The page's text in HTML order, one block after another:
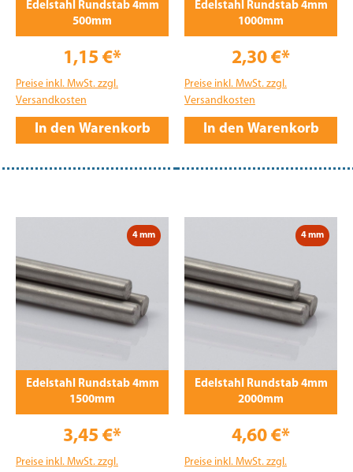
Edelstahl Rundstab 4mm
500mm
1,15 €*
Preise inkl. MwSt. zzgl.
Versandkosten
In den Warenkorb
Edelstahl Rundstab 4mm
1000mm
2,30 €*
Preise inkl. MwSt. zzgl.
Versandkosten
In den Warenkorb
4 mm
Edelstahl Rundstab 4mm
1500mm
3,45 €*
Preise inkl. MwSt. zzgl.
4 mm
Edelstahl Rundstab 4mm
2000mm
4,60 €*
Preise inkl. MwSt. zzgl.